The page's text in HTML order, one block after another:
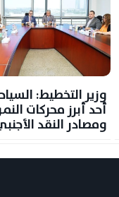
وزير التخطيط:
أحد أبرز محركات
ومصادر النقد